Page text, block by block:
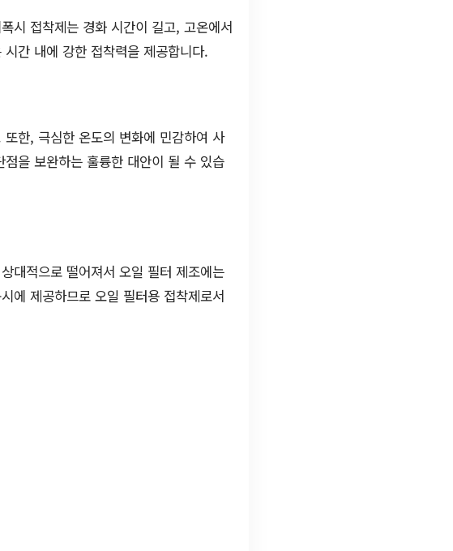
시 접착제는 경화 시간이 길고, 고온에서
간 내에 강한 접착력을 제공합니다.
한, 극심한 온도의 변화에 민감하여 사
을 보완하는 훌륭한 대안이 될 수 있습
대적으로 떨어져서 오일 필터 제조에는
에 제공하므로 오일 필터용 접착제로서